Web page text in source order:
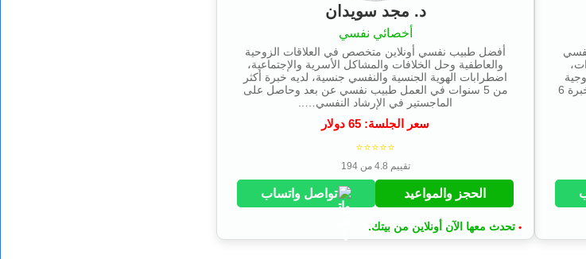
والعاطفية، حاصلة على ماجستير بعلم النفسي ولديها خبرة 6
د. مجد سويدان
أخصائي نفسي
أفضل طبيب نفسي أونلاين متخصص في العلاقات الزوحية
والعاطفية وحل الخلافات والمشاكل الأسرية والإجتماعية،
اضطرابات الهوية الجنسية والنفسي جنسية، لديه خبرة أكثر
من 5 سنوات في العمل طبيب نفسي عن بعد وحاصل على
الماجستير في الإرشاد النفسي…..
سعر الجلسة: 65 دولار
⭐⭐⭐⭐⭐
تقييم 4.8 من 194
الحجز والمواعيد تواصل واتساب
• تحدث معها الآن أونلاين من بيتك.